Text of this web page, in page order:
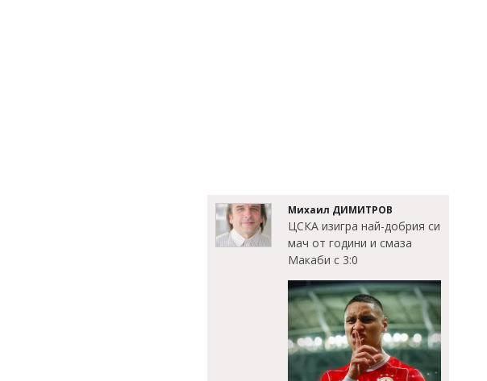
Михаил ДИМИТРОВ
ЦСКА изигра най-добрия си
мач от години и смаза
Макаби с 3:0